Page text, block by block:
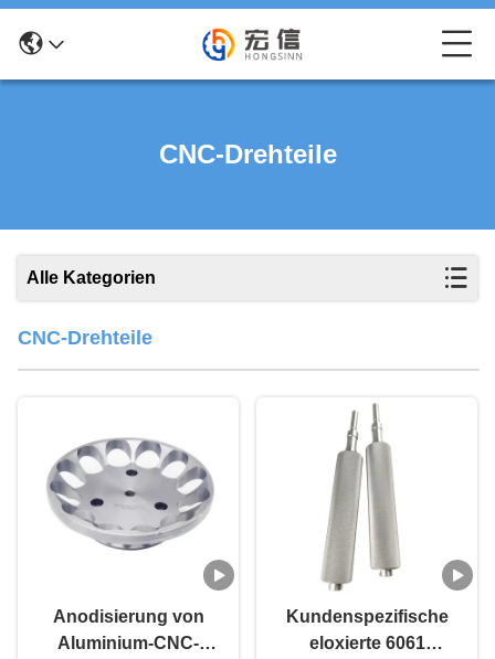
CNC-Drehteile
Alle Kategorien
CNC-Drehteile
Anodisierung von
Aluminium-CNC-
Kundenspezifische
eloxierte 6061